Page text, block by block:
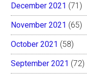
December 2021 (71)
November 2021 (65)
October 2021 (58)
September 2021 (72)